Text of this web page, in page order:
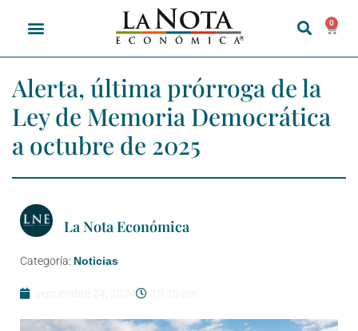
0
Alerta, última prórroga de la
Ley de Memoria Democrática
a octubre de 2025
La Nota Económica
Categoría: Noticias